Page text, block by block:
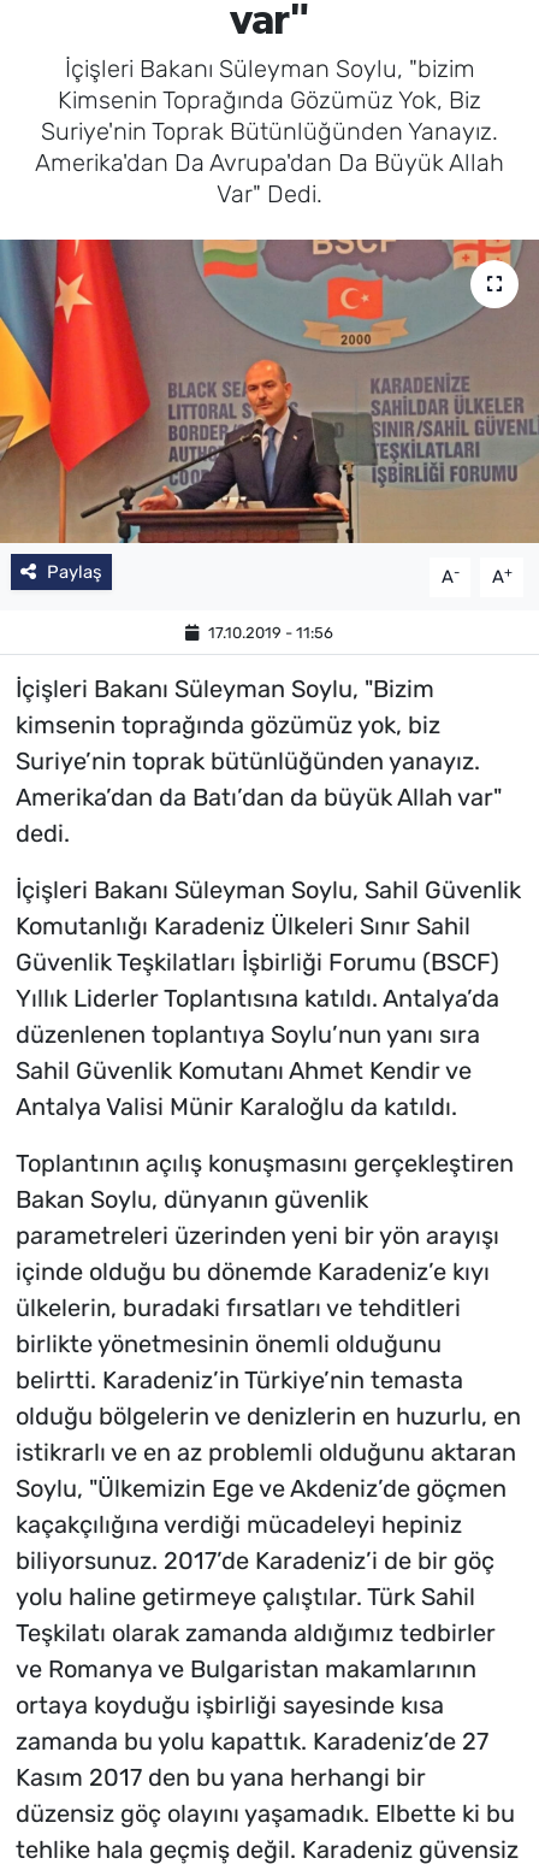
var"
İçişleri Bakanı Süleyman Soylu, "bizim
Kimsenin Toprağında Gözümüz Yok, Biz
Suriye'nin Toprak Bütünlüğünden Yanayız.
Amerika'dan Da Avrupa'dan Da Büyük Allah
Var" Dedi.
Paylaş A- A+
17.10.2019 - 11:56
İçişleri Bakanı Süleyman Soylu, "Bizim
kimsenin toprağında gözümüz yok, biz
Suriye’nin toprak bütünlüğünden yanayız.
Amerika’dan da Batı’dan da büyük Allah var"
dedi.
İçişleri Bakanı Süleyman Soylu, Sahil Güvenlik
Komutanlığı Karadeniz Ülkeleri Sınır Sahil
Güvenlik Teşkilatları İşbirliği Forumu (BSCF)
Yıllık Liderler Toplantısına katıldı. Antalya’da
düzenlenen toplantıya Soylu’nun yanı sıra
Sahil Güvenlik Komutanı Ahmet Kendir ve
Antalya Valisi Münir Karaloğlu da katıldı.
Toplantının açılış konuşmasını gerçekleştiren
Bakan Soylu, dünyanın güvenlik
parametreleri üzerinden yeni bir yön arayışı
içinde olduğu bu dönemde Karadeniz’e kıyı
ülkelerin, buradaki fırsatları ve tehditleri
birlikte yönetmesinin önemli olduğunu
belirtti. Karadeniz’in Türkiye’nin temasta
olduğu bölgelerin ve denizlerin en huzurlu, en
istikrarlı ve en az problemli olduğunu aktaran
Soylu, "Ülkemizin Ege ve Akdeniz’de göçmen
kaçakçılığına verdiği mücadeleyi hepiniz
biliyorsunuz. 2017’de Karadeniz’i de bir göç
yolu haline getirmeye çalıştılar. Türk Sahil
Teşkilatı olarak zamanda aldığımız tedbirler
ve Romanya ve Bulgaristan makamlarının
ortaya koyduğu işbirliği sayesinde kısa
zamanda bu yolu kapattık. Karadeniz’de 27
Kasım 2017 den bu yana herhangi bir
düzensiz göç olayını yaşamadık. Elbette ki bu
tehlike hala geçmiş değil. Karadeniz güvensiz